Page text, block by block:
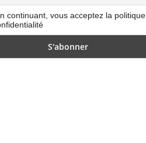
continuant, vous acceptez la politique